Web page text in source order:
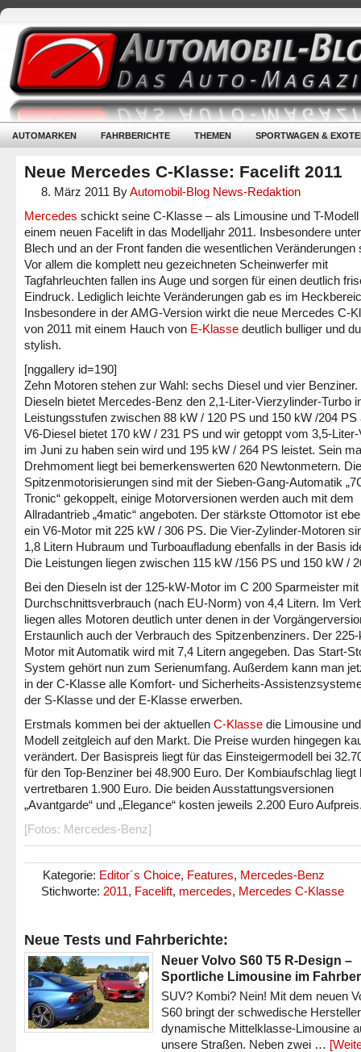
AUTOMARKEN FAHRBERICHTE THEMEN SPORTWAGEN &
Neue Mercedes C-Klasse: Facelift 2011
8. März 2011 ByAutomobil-Blog News-Redaktion
Mercedes schickt seine C-Klasse – als Limousine und T-
einem neuen Facelift in das Modelljahr 2011. Insbesondere
Blech und an der Front fanden die wesentlichen Veränderungen
Vor allem die komplett neu gezeichneten Scheinwerfer mit
Tagfahrleuchten fallen ins Auge und sorgen für einen deutlich
Eindruck. Lediglich leichte Veränderungen gab es im
Insbesondere in der AMG-Version wirkt die neue Mercedes C-
von 2011 mit einem Hauch von E-Klasse deutlich bulliger und
stylish.
[nggallery id=190]
Zehn Motoren stehen zur Wahl: sechs Diesel und vier Benziner.
Dieseln bietet Mercedes-Benz den 2,1-Liter-Vierzylinder-Turbo
Leistungsstufen zwischen 88 kW / 120 PS und 150 kW /204 PS
V6-Diesel bietet 170 kW / 231 PS und wir getoppt vom 3,5-
im Juni zu haben sein wird und 195 kW / 264 PS leistet. Sein
Drehmoment liegt bei bemerkenswerten 620 Newtonmetern. Die
Spitzenmotorisierungen sind mit der Sieben-Gang-Automatik
Tronic“ gekoppelt, einige Motorversionen werden auch mit dem
Allradantrieb „4matic“ angeboten. Der stärkste Ottomotor ist
ein V6-Motor mit 225 kW / 306 PS. Die Vier-Zylinder-Motoren
1,8 Litern Hubraum und Turboaufladung ebenfalls in der Basis
Die Leistungen liegen zwischen 115 kW /156 PS und 150 kW /
Bei den Dieseln ist der 125-kW-Motor im C 200 Sparmeister
Durchschnittsverbrauch (nach EU-Norm) von 4,4 Litern. Im
liegen alles Motoren deutlich unter denen in der
Erstaunlich auch der Verbrauch des Spitzenbenziners. Der
Motor mit Automatik wird mit 7,4 Litern angegeben. Das Start-
System gehört nun zum Serienumfang. Außerdem kann man
in der C-Klasse alle Komfort- und Sicherheits-
der S-Klasse und der E-Klasse erwerben.
Erstmals kommen bei der aktuellen C-Klasse die Limousine
Modell zeitgleich auf den Markt. Die Preise wurden hingegen
verändert. Der Basispreis liegt für das Einsteigermodell bei
für den Top-Benziner bei 48.900 Euro. Der Kombiaufschlag liegt
vertretbaren 1.900 Euro. Die beiden Ausstattungsversionen
„Avantgarde“ und „Elegance“ kosten jeweils 2.200 Euro
[Fotos: Mercedes-Benz]
Kategorie: Editor´s Choice, Features, Mercedes-Benz
Stichworte: 2011, Facelift, mercedes, Mercedes C-Klasse
Neue Tests und Fahrberichte:
Neuer Volvo S60 T5 R-Design –
Sportliche Limousine im
SUV? Kombi? Nein! Mit dem neuen
S60 bringt der schwedische
dynamische Mittelklasse-Limousine
unsere Straßen. Neben zwei …